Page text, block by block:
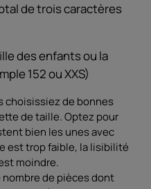
de trois caractères
des enfants ou la
152 ou XXS)
choisissiez de bonnes
de taille. Optez pour
bien les unes avec
est trop faible, la lisibilité
moindre.
de pièces dont